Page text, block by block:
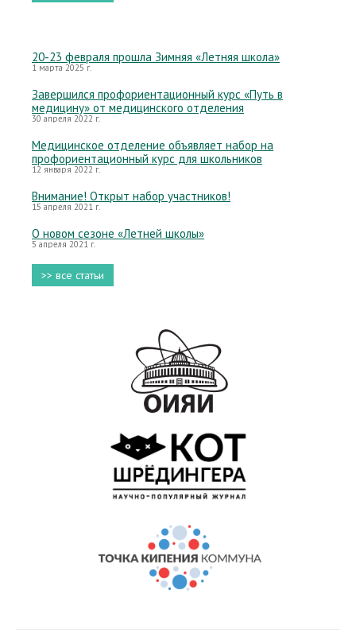
20-23 февраля прошла Зимняя «Летняя школа»
1 марта 2025 г.
Завершился профориентационный курс «Путь в
медицину» от медицинского отделения
30 апреля 2022 г.
Медицинское отделение объявляет набор на
профориентационный курс для школьников
12 января 2022 г.
Внимание! Открыт набор участников!
15 апреля 2021 г.
О новом сезоне «Летней школы»
5 апреля 2021 г.
>> все статьи